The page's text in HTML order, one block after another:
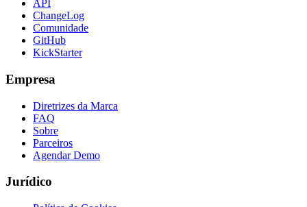
API
ChangeLog
Comunidade
GitHub
KickStarter
Empresa
Diretrizes da Marca
FAQ
Sobre
Parceiros
Agendar Demo
Jurídico